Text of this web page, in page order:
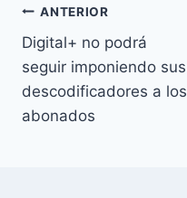
Navegación
de
entradas
ANTERIOR
Digital+ no podrá
seguir imponiendo sus
descodificadores a los
abonados